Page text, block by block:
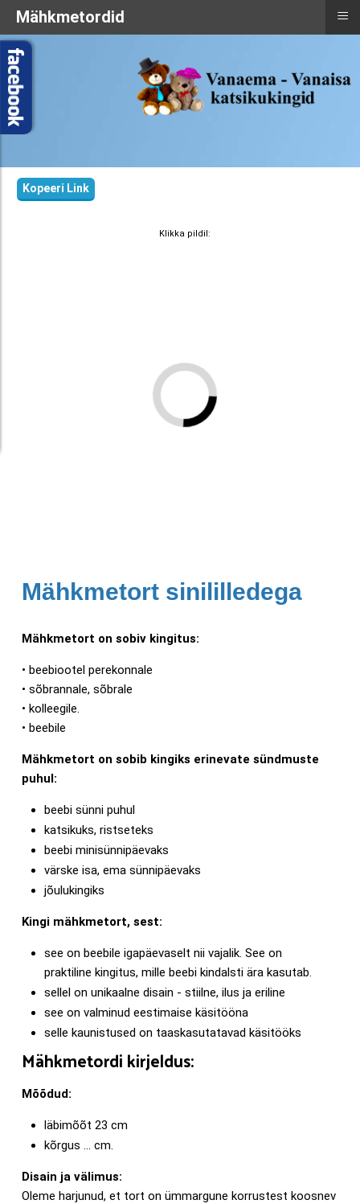
Kopeeri Link
Mähkmetort sinililledega
Mähkmetort on sobiv kingitus:
• beebiootel perekonnale
• sõbrannale, sõbrale
• kolleegile.
• beebile
Mähkmetort on sobib kingiks erinevate sündmuste
puhul:
beebi sünni puhul
katsikuks, ristseteks
beebi minisünnipäevaks
värske isa, ema sünnipäevaks
jõulukingiks
Kingi mähkmetort, sest:
see on beebile igapäevaselt nii vajalik. See on
praktiline kingitus, mille beebi kindalsti ära kasutab.
sellel on unikaalne disain - stiilne, ilus ja eriline
see on valminud eestimaise käsitööna
selle kaunistused on taaskasutatavad käsitööks
Mähkmetordi kirjeldus:
Mõõdud:
läbimõõt 23 cm
kõrgus ... cm.
Disain ja välimus:
Oleme harjunud, et tort on ümmargune korrustest koosnev
Mähkmetordid ≡